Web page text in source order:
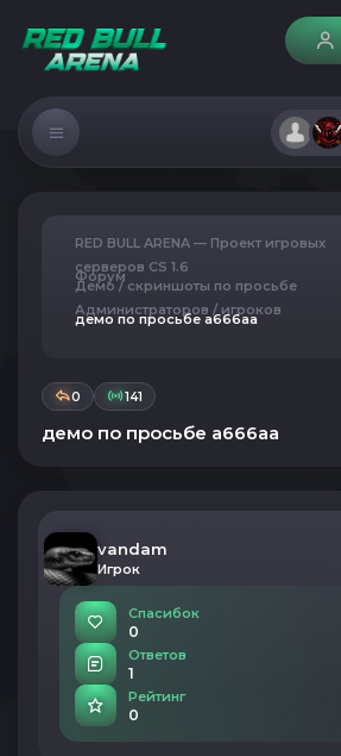
RED BULL ARENA — Проект игровых
серверов CS 1.6
Форум
Демо / скриншоты по просьбе
Администраторов / игроков
демо по просьбе a666aa
0 141
демо по просьбе a666aa
vandam
Игрок
Спасибок
0
Ответов
1
Рейтинг
0